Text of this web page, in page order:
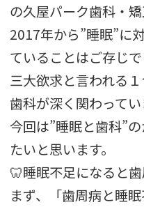
の久屋パーク歯科・
2017年から”睡眠”に
ていることはご存じで
三大欲求と言われる
歯科が深く関わって
今回は”睡眠と歯科”
たいと思います。
🦷睡眠不足になると
まず、「歯周病と睡